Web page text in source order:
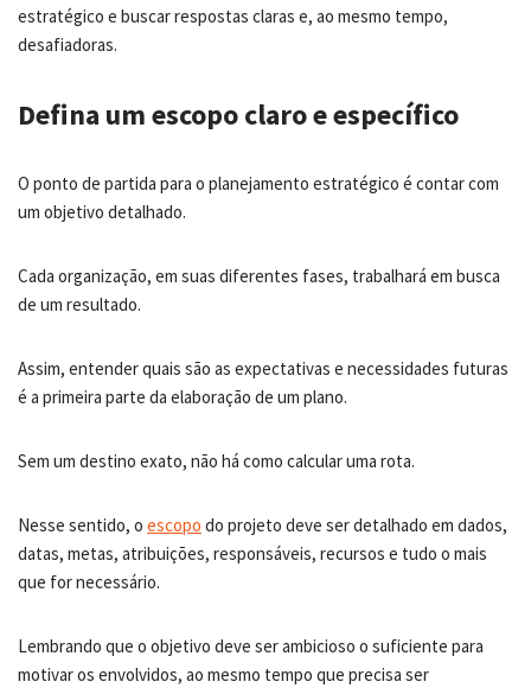
estratégico e buscar respostas claras e, ao mesmo tempo,
desafiadoras.
Defina um escopo claro e específico
O ponto de partida para o planejamento estratégico é contar com
um objetivo detalhado.
Cada organização, em suas diferentes fases, trabalhará em busca
de um resultado.
Assim, entender quais são as expectativas e necessidades futuras
é a primeira parte da elaboração de um plano.
Sem um destino exato, não há como calcular uma rota.
Nesse sentido, o escopo do projeto deve ser detalhado em dados,
datas, metas, atribuições, responsáveis, recursos e tudo o mais
que for necessário.
Lembrando que o objetivo deve ser ambicioso o suficiente para
motivar os envolvidos, ao mesmo tempo que precisa ser